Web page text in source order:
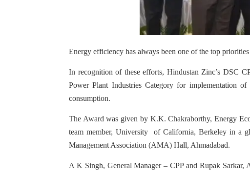
Energy efficiency has always been one of the top
In recognition of these efforts, Hindustan Zinc’s DSC
Power Plant Industries Category for implementation
consumption.
The Award was given by K.K. Chakraborthy, Energy
team member, University of California, Berkeley in a
Management Association (AMA) Hall, Ahmadabad.
A K Singh, General Manager – CPP and Rupak